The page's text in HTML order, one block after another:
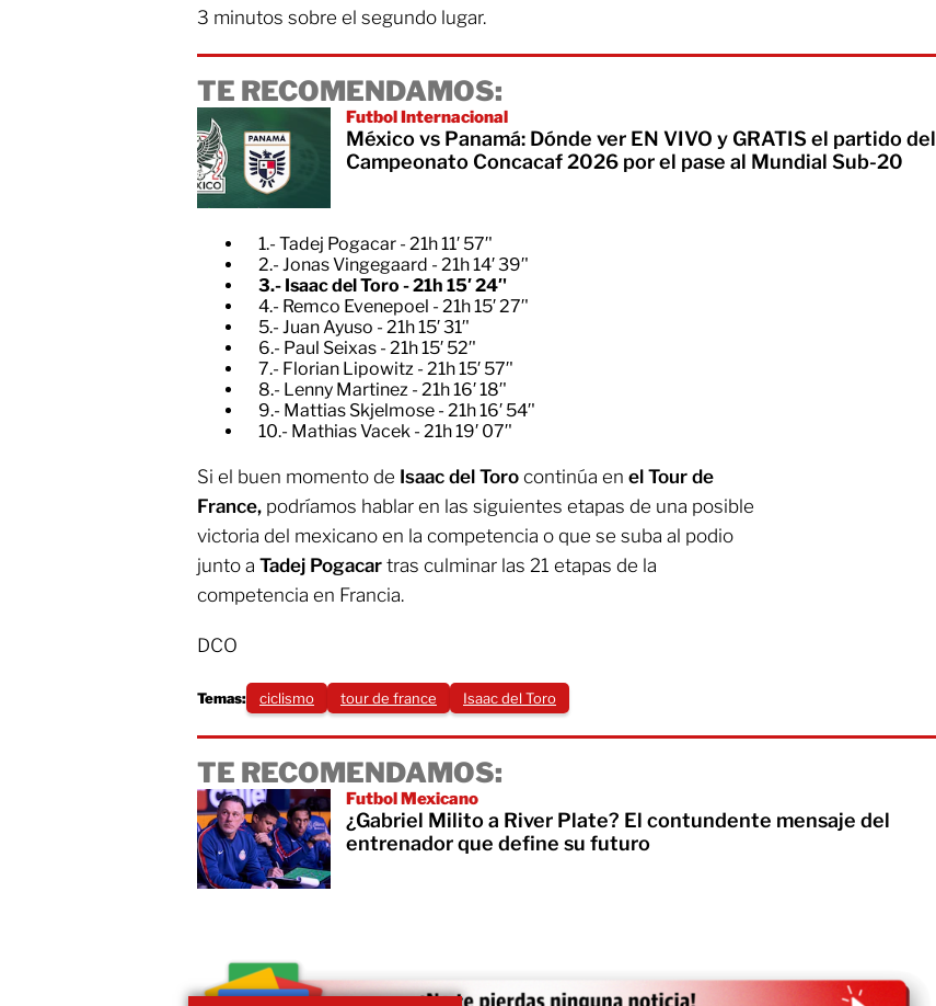
3 minutos sobre el segundo lugar.
TE RECOMENDAMOS:
Futbol Internacional
México vs Panamá: Dónde ver EN VIVO y GRATIS el partido del
Campeonato Concacaf 2026 por el pase al Mundial Sub-20
1.- Tadej Pogacar - 21h 11′ 57′'
2.- Jonas Vingegaard - 21h 14′ 39′'
3.- Isaac del Toro - 21h 15′ 24′'
4.- Remco Evenepoel - 21h 15′ 27′'
5.- Juan Ayuso - 21h 15′ 31′'
6.- Paul Seixas - 21h 15′ 52′'
7.- Florian Lipowitz - 21h 15′ 57′'
8.- Lenny Martinez - 21h 16′ 18′'
9.- Mattias Skjelmose - 21h 16′ 54′'
10.- Mathias Vacek - 21h 19′ 07′'
Si el buen momento de Isaac del Toro continúa en el Tour de
France, podríamos hablar en las siguientes etapas de una posible
victoria del mexicano en la competencia o que se suba al podio
junto a Tadej Pogacar tras culminar las 21 etapas de la
competencia en Francia.
DCO
Temas: ciclismo tour de france Isaac del Toro
TE RECOMENDAMOS:
Futbol Mexicano
¿Gabriel Milito a River Plate? El contundente mensaje del
entrenador que define su futuro